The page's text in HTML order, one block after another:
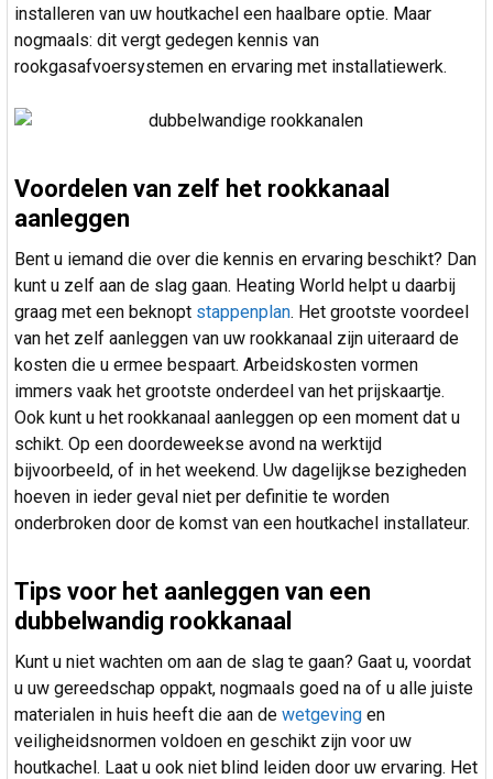
installeren van uw houtkachel een haalbare optie. Maar
nogmaals: dit vergt gedegen kennis van
rookgasafvoersystemen en ervaring met installatiewerk.
Voordelen van zelf het rookkanaal
aanleggen
Bent u iemand die over die kennis en ervaring beschikt? Dan
kunt u zelf aan de slag gaan. Heating World helpt u daarbij
graag met een beknopt stappenplan. Het grootste voordeel
van het zelf aanleggen van uw rookkanaal zijn uiteraard de
kosten die u ermee bespaart. Arbeidskosten vormen
immers vaak het grootste onderdeel van het prijskaartje.
Ook kunt u het rookkanaal aanleggen op een moment dat u
schikt. Op een doordeweekse avond na werktijd
bijvoorbeeld, of in het weekend. Uw dagelijkse bezigheden
hoeven in ieder geval niet per definitie te worden
onderbroken door de komst van een houtkachel installateur.
Tips voor het aanleggen van een
dubbelwandig rookkanaal
Kunt u niet wachten om aan de slag te gaan? Gaat u, voordat
u uw gereedschap oppakt, nogmaals goed na of u alle juiste
materialen in huis heeft die aan de wetgeving en
veiligheidsnormen voldoen en geschikt zijn voor uw
houtkachel. Laat u ook niet blind leiden door uw ervaring. Het